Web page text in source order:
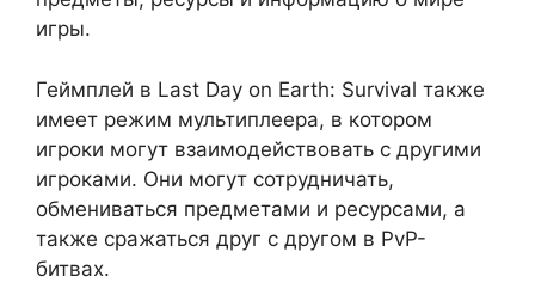
игры.
Геймплей в Last Day on Earth: Survival также
имеет режим мультиплеера, в котором
игроки могут взаимодействовать с другими
игроками. Они могут сотрудничать,
обмениваться предметами и ресурсами, а
также сражаться друг с другом в PvP-
битвах.